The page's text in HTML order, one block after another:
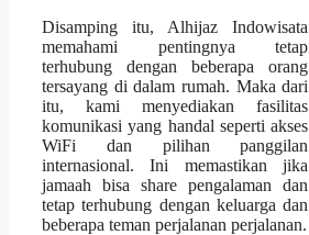
Disamping itu, Alhijaz Indowisata
memahami pentingnya tetap
terhubung dengan beberapa orang
tersayang di dalam rumah. Maka dari
itu, kami menyediakan fasilitas
komunikasi yang handal seperti akses
WiFi dan pilihan panggilan
internasional. Ini memastikan jika
jamaah bisa share pengalaman dan
tetap terhubung dengan keluarga dan
beberapa teman perjalanan perjalanan.